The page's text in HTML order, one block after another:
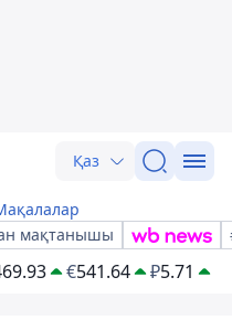
Қаз
мақтанышы
€541.64 ₽5.71